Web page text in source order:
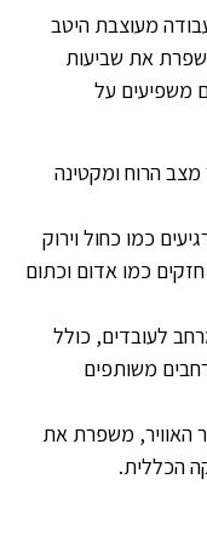
מעוצבת היטב
את שביעות
משפיעים על
הרוח ומקטינה
כמו כחול וירוק
כמו אדום וכתום
לעובדים, כולל
משותפים
האוויר, משפרת את
הכללית.